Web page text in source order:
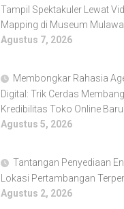
Tampil Spektakuler Lewat
Mapping di Museum
Agustus 7, 2026
Membongkar Rahasia
Digital: Trik Cerdas
Kredibilitas Toko Online Baru
Agustus 5, 2026
Tantangan Penyediaan
Lokasi Pertambangan
Agustus 2, 2026